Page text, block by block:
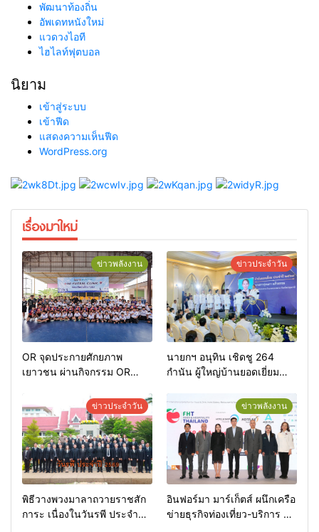
พัฒนาท้องถิ่น
อัพเดทหนังใหม่
แวดวงไอที
ไฮไลท์ฟุตบอล
นิยาม
เข้าสู่ระบบ
เข้าฟีด
แสดงความเห็นฟีด
WordPress.org
เรื่องมาใหม่
ข่าวพลังงาน
OR จุดประกายศักยภาพ
เยาวชน ผ่านกิจกรรม OR
ข่าวประจำวัน
นายกฯ อนุทิน เชิดชู 264
กำนัน ผู้ใหญ่บ้านยอดเยี่ยม
เกียรติยศแห่งการเสียสละ”
ข่าวประจำวัน
พิธีวางพวงมาลาถวายราชสัก
การะ เนื่องในวันรพี ประจำปี
ข่าวพลังงาน
อินฟอร์มา มาร์เก็ตส์ ผนึกเครือ
ข่ายธุรกิจท่องเที่ยว-บริการ จัด